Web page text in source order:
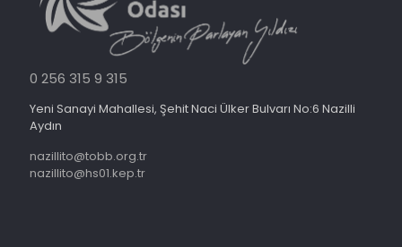
0 256 315 9 315
Yeni Sanayi Mahallesi, Şehit Naci Ülker Bulvarı No:6 Nazilli
Aydın
nazillito@tobb.org.tr
nazillito@hs01.kep.tr